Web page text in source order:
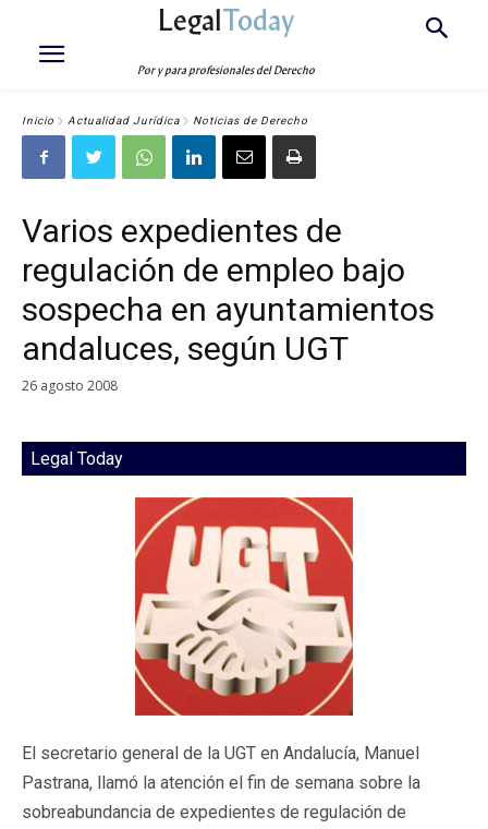
LegalToday
Por y para profesionales del Derecho
Inicio Actualidad Jurídica Noticias de Derecho
Varios expedientes de
regulación de empleo bajo
sospecha en ayuntamientos
andaluces, según UGT
26 agosto 2008
Legal Today
El secretario general de la UGT en Andalucía, Manuel
Pastrana, llamó la atención el fin de semana sobre la
sobreabundancia de expedientes de regulación de